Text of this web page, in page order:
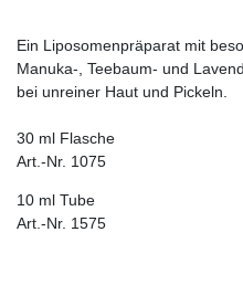
Ein Liposomenpräparat mit
Manuka-, Teebaum- und
bei unreiner Haut und Pickeln.
30 ml Flasche
Art.-Nr. 1075
10 ml Tube
Art.-Nr. 1575